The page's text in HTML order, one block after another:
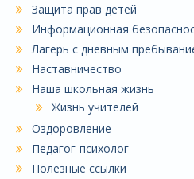
Защита прав детей
Информационная
Лагерь с дневным
Наставничество
Наша школьная жизнь
Жизнь учителей
Оздоровление
Педагог-психолог
Полезные ссылки